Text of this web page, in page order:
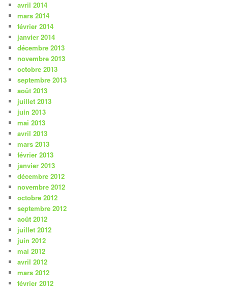
avril 2014
mars 2014
février 2014
janvier 2014
décembre 2013
novembre 2013
octobre 2013
septembre 2013
août 2013
juillet 2013
juin 2013
mai 2013
avril 2013
mars 2013
février 2013
janvier 2013
décembre 2012
novembre 2012
octobre 2012
septembre 2012
août 2012
juillet 2012
juin 2012
mai 2012
avril 2012
mars 2012
février 2012